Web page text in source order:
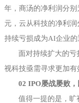
年，商汤的净利润分
元，云从科技的净利润
持续亏损成为AI企业的
面对持续扩大的
视科技亟需寻求更加有
02 IPO屡战屡败
值得一提的是，